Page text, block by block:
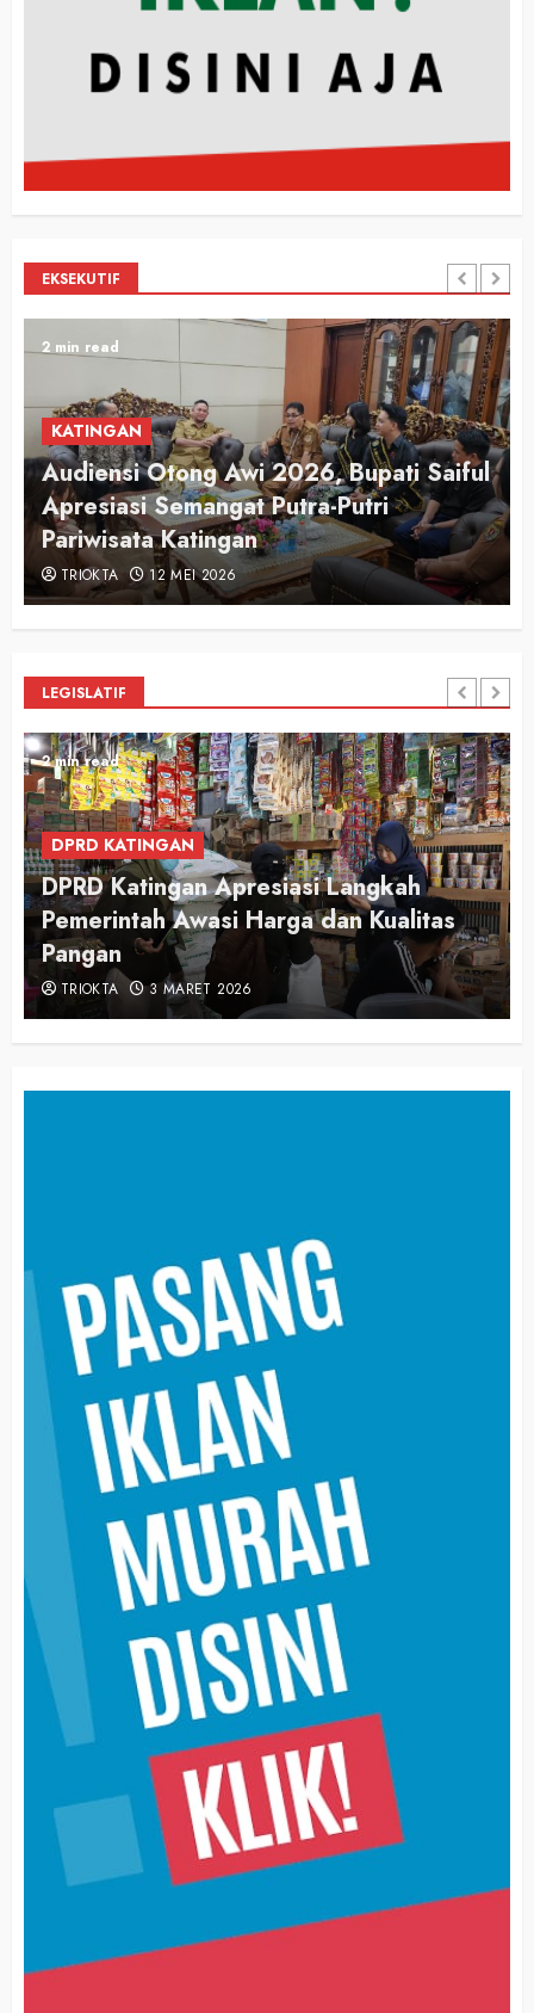
EKSEKUTIF
2 min read
KATINGAN
Audiensi Otong Awi 2026, Bupati Saiful
Apresiasi Semangat Putra-Putri
Pariwisata Katingan
TRIOKTA 12 MEI 2026
LEGISLATIF
2 min read
DPRD KATINGAN
DPRD Katingan Apresiasi Langkah
Pemerintah Awasi Harga dan Kualitas
Pangan
TRIOKTA 3 MARET 2026